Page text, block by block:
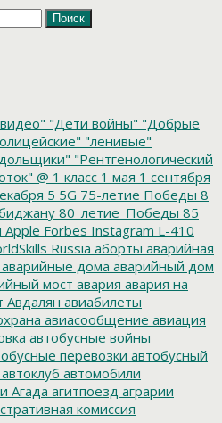
"Дети войны" "Добрые
"ленивые"
"Рентгенологический
@ 1 класс 1 мая 1 сентября
5 5G 75-летие Победы 8
80_летие_Победы 85
Apple Forbes Instagram L-410
Russia аборты аварийная
аварийные дома аварийный дом
мост авария авария на
Авдалян авиабилеты
авиасообщение авиация
автобусные войны
перевозки автобусный
автоклуб автомобили
Агада агитпоезд аграрии
комиссия